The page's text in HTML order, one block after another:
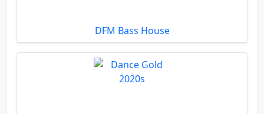
DFM Bass House